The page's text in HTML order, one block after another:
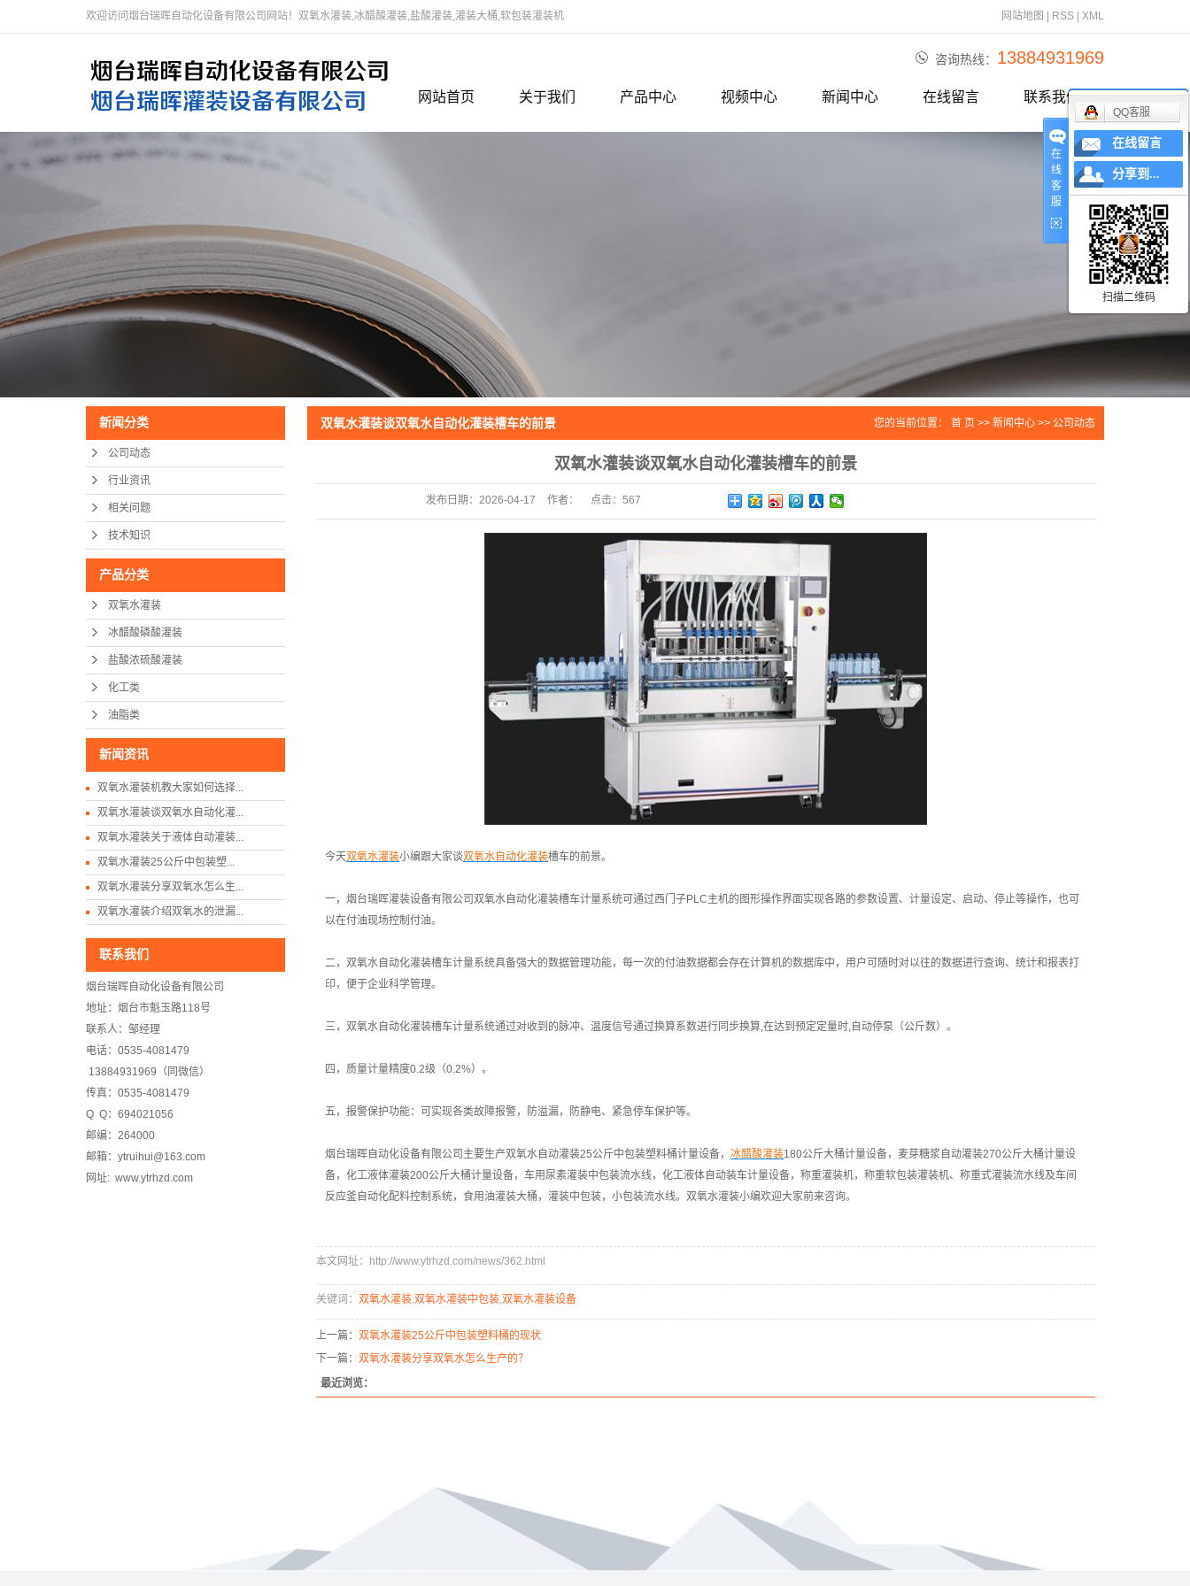
欢迎访问烟台瑞晖自动化设备有限公司网站！双氧水灌装,冰醋酸灌装,盐酸灌装,灌装大桶,软包装灌装机 网站地图 RSS XML
咨询热线： 13884931969
网站首页 关于我们
公司简介
产品中心
双氧水灌装
视频中心
视频中心
新闻中心
公司动态
在线留言 联系我们
新闻分类
公司动态
行业资讯
相关问题
技术知识
产品分类
双氧水灌装
冰醋酸磷酸灌装
盐酸浓硫酸灌装
化工类
油脂类
新闻资讯
双氧水灌装机教大家如何选择...
双氧水灌装谈双氧水自动化灌...
双氧水灌装关于液体自动灌装...
双氧水灌装25公斤中包装塑...
双氧水灌装分享双氧水怎么生...
双氧水灌装介绍双氧水的泄漏...
联系我们
烟台瑞晖自动化设备有限公司
地址：烟台市魁玉路118号
联系人：邹经理
电话：0535-4081479
13884931969（同微信）
传真：0535-4081479
Q Q：694021056
邮编：264000
邮箱：ytruihui@163.com
网址: www.ytrhzd.com
双氧水灌装谈双氧水自动化灌装槽车的前景 您的当前位置： 首 页 >> 新闻中心 >> 公司动态
双氧水灌装谈双氧水自动化灌装槽车的前景
发布日期： 2026-04-17 作者： 点击： 567
今天双氧水灌装小编跟大家谈双氧水自动化灌装槽车的前景。
一，烟台瑞晖灌装设备有限公司双氧水自动化灌装槽车计量系统可通过西门子PLC主机的图形操作界面实现各路的参数设置、计量设定、启动、停止等操作，也可
以在付油现场控制付油。
二，双氧水自动化灌装槽车计量系统具备强大的数据管理功能，每一次的付油数据都会存在计算机的数据库中，用户可随时对以往的数据进行查询、统计和报表打
印，便于企业科学管理。
三，双氧水自动化灌装槽车计量系统通过对收到的脉冲、温度信号通过换算系数进行同步换算,在达到预定定量时,自动停泵（公斤数）。
四，质量计量精度0.2级（0.2%）。
五，报警保护功能：可实现各类故障报警，防溢漏，防静电、紧急停车保护等。
烟台瑞晖自动化设备有限公司主要生产双氧水自动灌装25公斤中包装塑料桶计量设备， 冰醋酸灌装180公斤大桶计量设备，麦芽糖浆自动灌装270公斤大桶计量设
备，化工液体灌装200公斤大桶计量设备，车用尿素灌装中包装流水线，化工液体自动装车计量设备，称重灌装机，称重软包装灌装机、称重式灌装流水线及车间
反应釜自动化配料控制系统，食用油灌装大桶，灌装中包装，小包装流水线。双氧水灌装小编欢迎大家前来咨询。
本文网址：http://www.ytrhzd.com/news/362.html
关键词： 双氧水灌装,双氧水灌装中包装,双氧水灌装设备
上一篇： 双氧水灌装25公斤中包装塑料桶的现状
下一篇： 双氧水灌装分享双氧水怎么生产的？
最近浏览：
在
线
客
服
QQ客服
在线留言
分享到...
扫描二维码